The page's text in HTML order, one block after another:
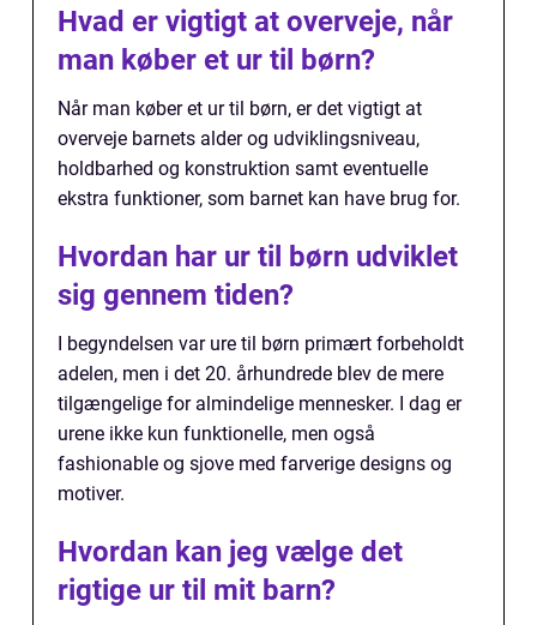
Hvad er vigtigt at overveje, når
man køber et ur til børn?
Når man køber et ur til børn, er det vigtigt at
overveje barnets alder og udviklingsniveau,
holdbarhed og konstruktion samt eventuelle
ekstra funktioner, som barnet kan have brug for.
Hvordan har ur til børn udviklet
sig gennem tiden?
I begyndelsen var ure til børn primært forbeholdt
adelen, men i det 20. århundrede blev de mere
tilgængelige for almindelige mennesker. I dag er
urene ikke kun funktionelle, men også
fashionable og sjove med farverige designs og
motiver.
Hvordan kan jeg vælge det
rigtige ur til mit barn?